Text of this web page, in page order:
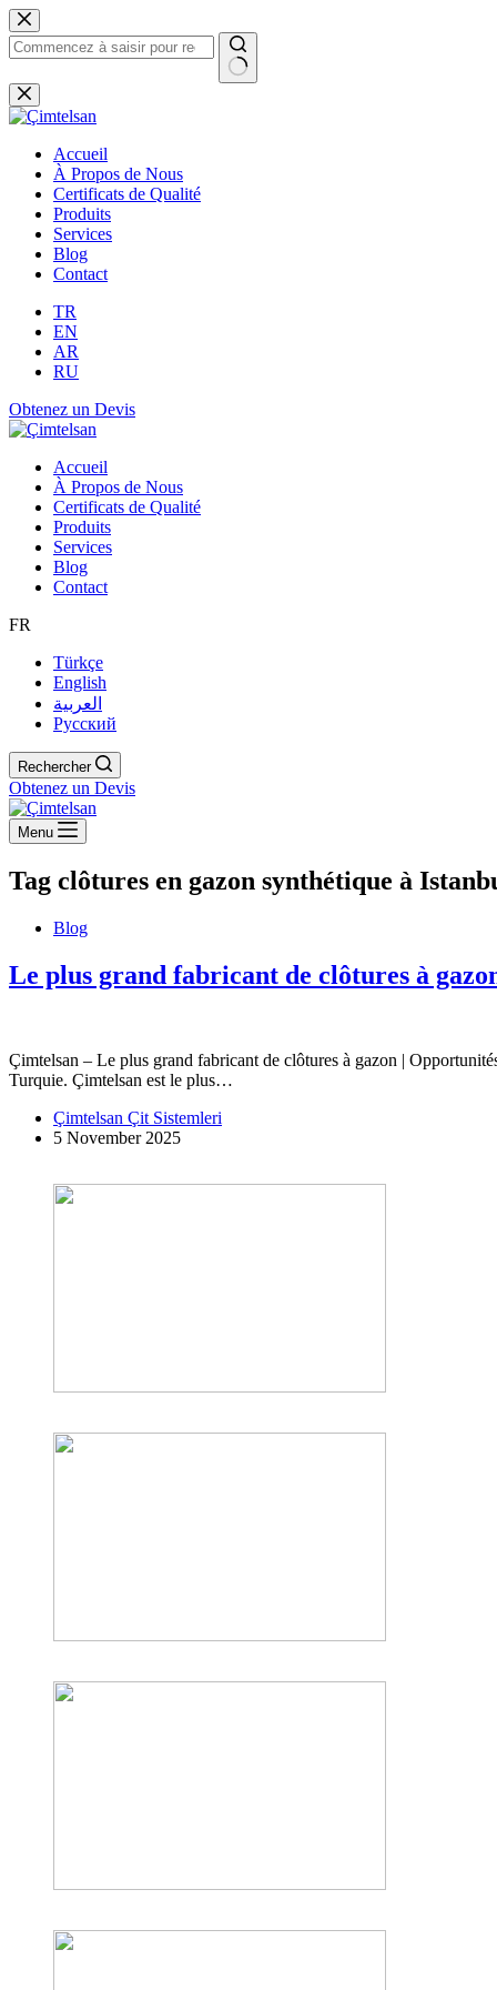
Passer
au
contenu
Aucun
résultat
Accueil
À Propos de Nous
Certificats de Qualité
Produits
Services
Blog
Contact
TR
EN
AR
RU
Obtenez un Devis
Accueil
À Propos de Nous
Certificats de Qualité
Produits
Services
Blog
Contact
FR
Türkçe
English
العربية
Русский
Rechercher
Obtenez un Devis
Menu
Tag clôtures en gazon synthétique à
Blog
Le plus grand fabricant de clôtures à
Çimtelsan – Le plus grand fabricant de clôtures à gazon |
Turquie. Çimtelsan est le plus…
Çimtelsan Çit Sistemleri
5 November 2025